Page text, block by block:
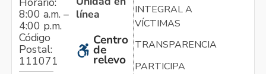
8:00 a.m. –
4:00 p.m.
Código
Postal:
111071
línea
Centro
de
relevo
INTEGRAL A
VÍCTIMAS
TRANSPARENCIA
PARTICIPA